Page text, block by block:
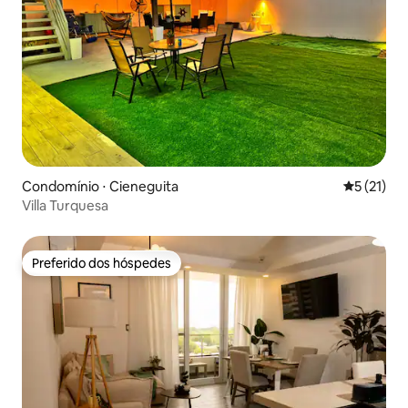
Condomínio ⋅ Cieneguita 5 de uma
5 (21)
Villa Turquesa
Preferido dos hóspedes
Preferido dos hóspedes